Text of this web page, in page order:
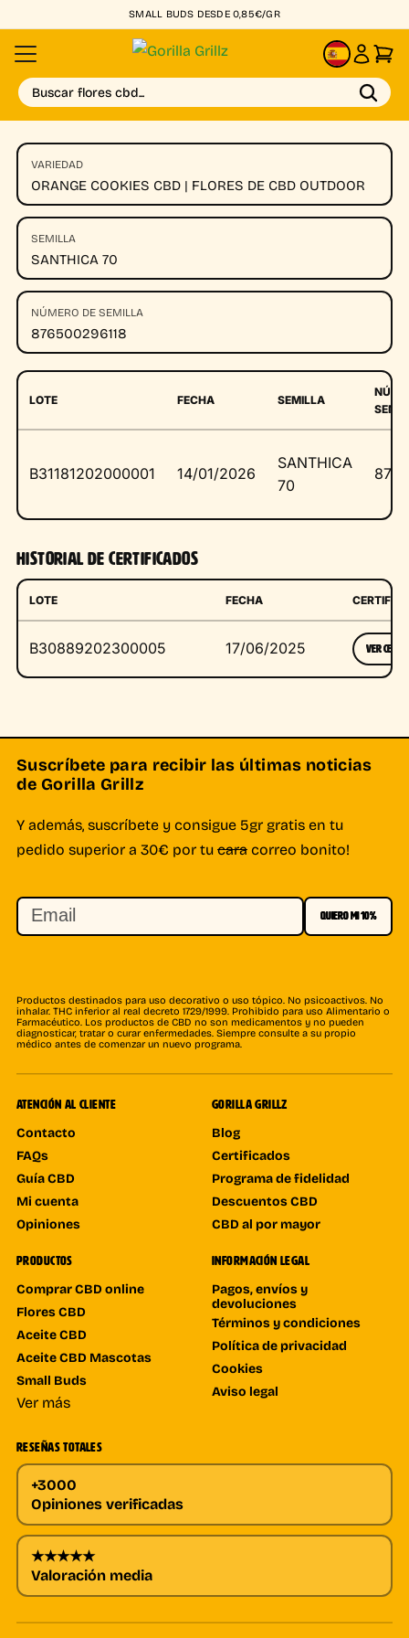
SMALL BUDS DESDE 0,85€/GR
ES
Buscar flores cbd...
VARIEDAD
ORANGE COOKIES CBD | FLORES DE CBD OUTDOOR
SEMILLA
SANTHICA 70
NÚMERO DE SEMILLA
876500296118
LOTE FECHA SEMILLA
B31181202000001 14/01/2026
SANTHICA
70
HISTORIAL DE CERTIFICADOS
LOTE FECHA
B30889202300005 17/06/2025 VER
Suscríbete para recibir las últimas noticias
de Gorilla Grillz
Y además, suscríbete y consigue 5gr gratis en tu
pedido superior a 30€ por tucaracorreo bonito!
Email QUIERO MI 10%
Productos destinados para uso decorativo o uso tópico. No psicoactivos. No
inhalar. THC inferior al real decreto 1729/1999. Prohibido para uso Alimentario o
Farmacéutico. Los productos de CBD no son medicamentos y no pueden
diagnosticar, tratar o curar enfermedades. Siempre consulte a su propio
médico antes de comenzar un nuevo programa.
ATENCIÓN AL CLIENTE
Contacto
FAQs
Guía CBD
Mi cuenta
Opiniones
GORILLA GRILLZ
Blog
Certificados
Programa de fidelidad
Descuentos CBD
CBD al por mayor
PRODUCTOS
Comprar CBD online
Flores CBD
Aceite CBD
Aceite CBD Mascotas
Small Buds
Ver más
INFORMACIÓN LEGAL
Pagos, envíos y
devoluciones
Términos y condiciones
Política de privacidad
Cookies
Aviso legal
RESEÑAS TOTALES
+3000
Opiniones verificadas
★★★★★
Valoración media